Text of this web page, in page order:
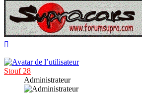
Stouf 28
Administrateur